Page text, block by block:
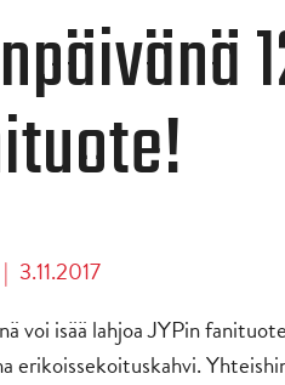
| 3.11.2017
voi isää lahjoa JYPin
erikoissekoituskahvi.